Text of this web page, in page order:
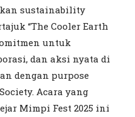
sustainability
“The Cooler Earth
untuk
dan aksi nyata di
dengan purpose
Acara yang
Mimpi Fest 2025 ini